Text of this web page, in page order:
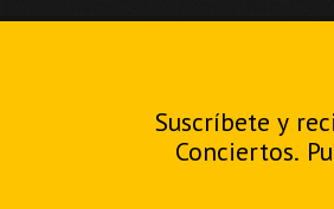
Suscríbete y
Conciertos.